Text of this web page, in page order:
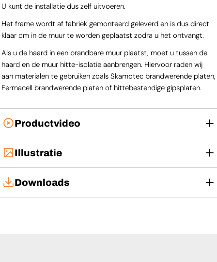
U kunt de installatie dus zelf uitvoeren.
Het frame wordt af fabriek gemonteerd geleverd en is dus direct
klaar om in de muur te worden geplaatst zodra u het ontvangt.
Als u de haard in een brandbare muur plaatst, moet u tussen de
haard en de muur hitte-isolatie aanbrengen. Hiervoor raden wij
aan materialen te gebruiken zoals Skamotec brandwerende platen,
Fermacell brandwerende platen of hittebestendige gipsplaten.
Productvideo
Illustratie
Downloads